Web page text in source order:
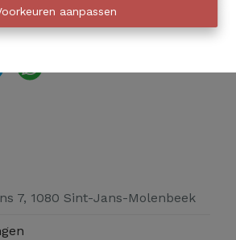
aanpassen
7, 1080 Sint-Jans-Molenbeek